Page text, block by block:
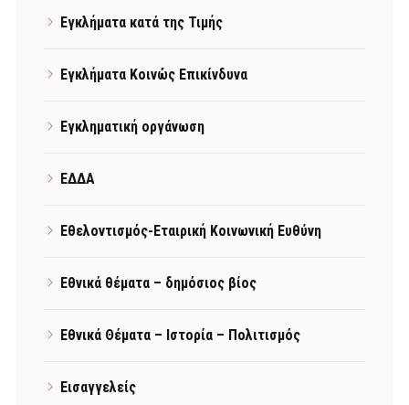
Εγκλήματα κατά της Τιμής
Εγκλήματα Κοινώς Επικίνδυνα
Εγκληματική οργάνωση
ΕΔΔΑ
Εθελοντισμός-Εταιρική Κοινωνική Ευθύνη
Εθνικά θέματα – δημόσιος βίος
Εθνικά Θέματα – Ιστορία – Πολιτισμός
Εισαγγελείς